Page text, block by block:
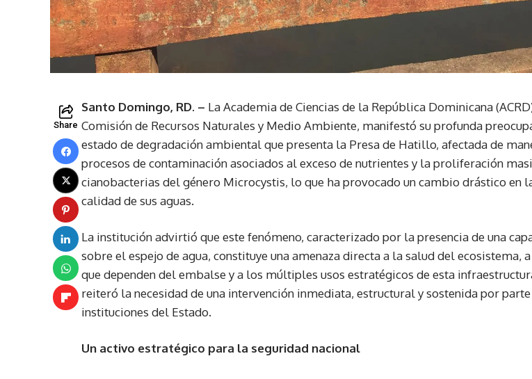
Share
Santo Domingo, RD. – La Academia de Ciencias de la República Dominicana
Comisión de Recursos Naturales y Medio Ambiente, manifestó su profunda
estado de degradación ambiental que presenta la Presa de Hatillo, afectada de
procesos de contaminación asociados al exceso de nutrientes y la proliferación
cianobacterias del género Microcystis, lo que ha provocado un cambio drástico en
calidad de sus aguas.
La institución advirtió que este fenómeno, caracterizado por la presencia de una
sobre el espejo de agua, constituye una amenaza directa a la salud del ecosistema,
que dependen del embalse y a los múltiples usos estratégicos de esta
reiteró la necesidad de una intervención inmediata, estructural y sostenida por
instituciones del Estado.
Un activo estratégico para la seguridad nacional